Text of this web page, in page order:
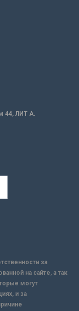
44, ЛИТ А.
за
на сайте, а так
могут
и за